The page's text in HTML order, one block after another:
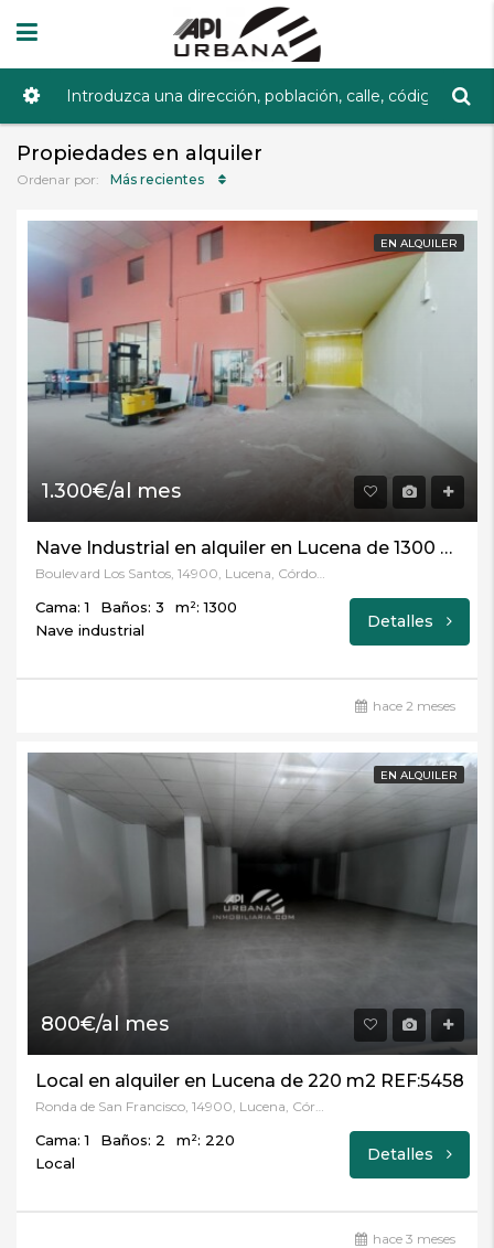
Propiedades en alquiler
Ordenar por: Más recientes
EN ALQUILER
1.300€/al mes
Nave Industrial en alquiler en Lucena de 1300 m2 REF:5408
Boulevard Los Santos, 14900, Lucena, Córdoba
Cama: 1 Baños: 3
m²: 1300
Nave industrial
Detalles
hace 2 meses
EN ALQUILER
800€/al mes
Local en alquiler en Lucena de 220 m2 REF:5458
Cama: 1 Baños: 2
m²: 220
Local
Detalles
hace 3 meses